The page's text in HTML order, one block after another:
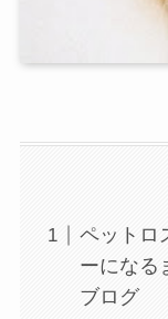
ペットロ
ーになる
ブログ